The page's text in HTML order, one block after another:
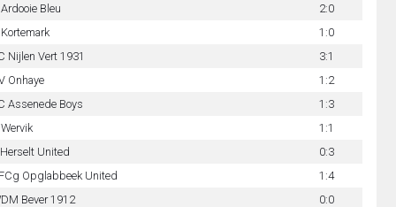
Bleu
2:0
1:0
Nijlen Vert 1931
3:1
Onhaye
1:2
Assenede Boys
1:3
1:1
United
0:3
Opglabbeek United
1:4
Bever 1912
0:0